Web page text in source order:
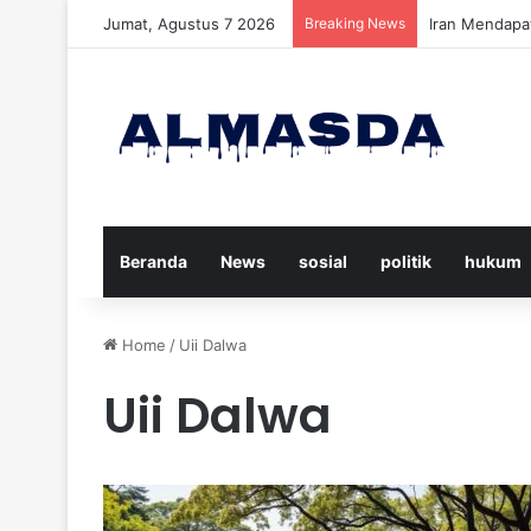
Jumat, Agustus 7 2026 Breaking News Daftar Nama
Beranda News sosial politik hukum
Home / Uii Dalwa
Uii Dalwa